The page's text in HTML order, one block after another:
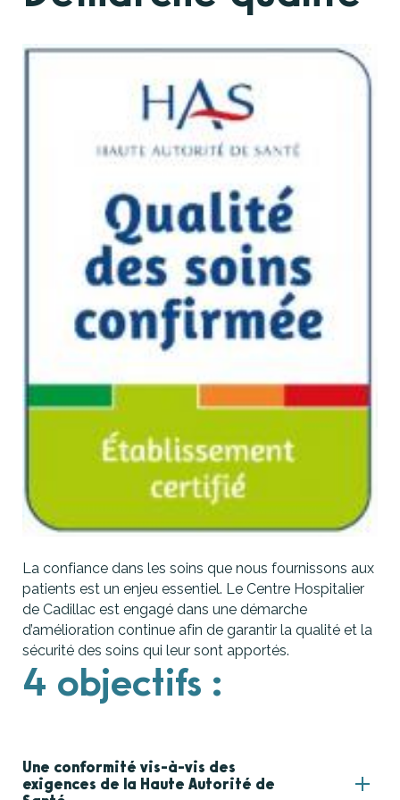
La confiance dans les soins que nous fournissons aux
patients est un enjeu essentiel. Le Centre Hospitalier
de Cadillac est engagé dans une démarche
d’amélioration continue afin de garantir la qualité et la
sécurité des soins qui leur sont apportés.
4 objectifs :
Une conformité vis-à-vis des
exigences de la Haute Autorité de